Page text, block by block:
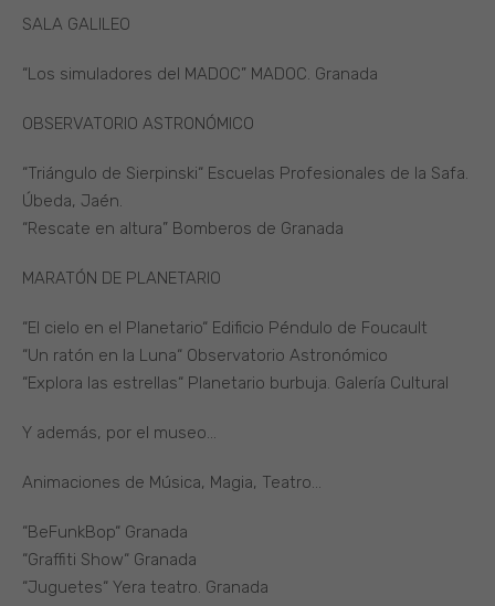
SALA GALILEO
“Los simuladores del MADOC” MADOC. Granada
OBSERVATORIO ASTRONÓMICO
“Triángulo de Sierpinski“ Escuelas Profesionales de la Safa.
Úbeda, Jaén.
“Rescate en altura” Bomberos de Granada
MARATÓN DE PLANETARIO
“El cielo en el Planetario“ Edificio Péndulo de Foucault
“Un ratón en la Luna“ Observatorio Astronómico
“Explora las estrellas“ Planetario burbuja. Galería Cultural
Y además, por el museo…
Animaciones de Música, Magia, Teatro…
“BeFunkBop“ Granada
“Graffiti Show“ Granada
“Juguetes“ Yera teatro. Granada